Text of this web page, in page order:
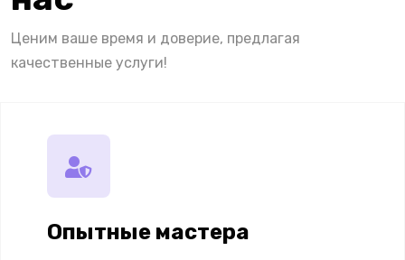
Ценим ваше время и доверие, предлагая
качественные услуги!
Опытные мастера